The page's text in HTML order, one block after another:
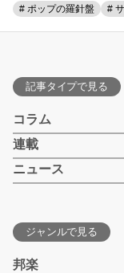
# ポップの羅針盤 #
記事タイプで見る
コラム
連載
ニュース
ジャンルで見る
邦楽